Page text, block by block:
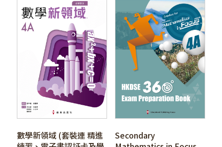
數學新領域 (套裝連 精進
Secondary